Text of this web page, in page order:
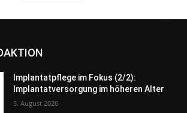
Implantatpflege im Fokus (2/2):
Implantatversorgung im höheren Alter
5. August 2026